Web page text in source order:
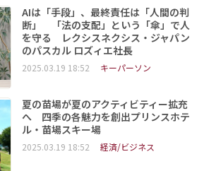
AIは「手段」、最終責任は「人間の判
断」 「法の支配」という「傘」で人
を守る レクシスネクシス・ジャパン
のパスカル ロズィエ社長
2025.03.19 18:52 キーパーソン
夏の苗場が夏のアクティビティー拡充
へ 四季の各魅力を創出プリンスホテ
ル・苗場スキー場
2025.03.19 18:52 経済/ビジネス